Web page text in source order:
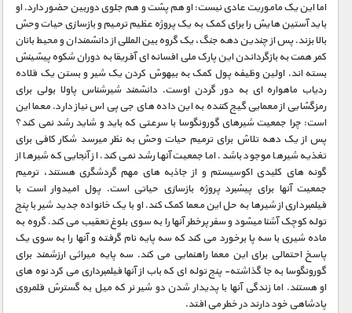
سرگرمی
شناخت کودکان
طبیعت
علم و فناوری
فرهنگ / هنر
کیهان / نجوم
گردشگری
ماورایی
مسابقات / ورزشی
مستند های اختصاصی
اما این یک ماموریت عادی نیست: او هم پشت و هم جلوی دوربین حضور دارد. او
باید آستین هایش را برای کمک به یک پروژه عظیم ترمیم و بازسازی حیات وحش
بالا بزند. پس از چندین دهه جنگ، یک گروه بین المللی از دانشمندان و محیط بانان
کمر همت به بازگرداندن این پارک ملی افسانه ای آفریقا به دوران شکوه پیشینش
بسته اند. اولین وظیفه پول کمک به بیهوش کردن یک شیر و بستن یک قلاده
ردیاب ماهواره ای به دور گردن اوست. دانشمند شیرشناس پاولا بولی برای
رمزگشایی از معمایی گیج کننده به این داده های جی پی اس نیاز دارد. معما این
است: چرا جمعیت شیرهای گورونگوسا با سرعتی که باید و شاید رشد نمی کند؟
پس از یک دهه تلاش برای ترمیم حیات وحش به نظر میرسد شکار کافی برای
تغذیه شیرها موجود باشد. اما جمعیت آنها رشد نمی کند. از آنجایی که شیرها از
گونه های کلیدی اکوسیستم و از جاذبه های مهم گردشگری هستند، ترمیم
جمعیت آنها برای پیشبرد پروژه بازسازی حیاتی است. پول امیدوار است با
فیلمبرداری از شیرها به حل این معما کمک کند. او با یک خانواده جدید شیر با پنج
توله کوچک آشنا میشود و سفر پرخطر آنها را به سوی بلوغ تعقیب می کند. گروه به
ماده شیری با سه پا برخورد می کند که سه پایه نام گرفته و آنها را به سوی یک
پاسخ احتمالی برای این معما راهنمایی می کند. سه پایه میراثی ارزشمند برای
گورونگوسا به جا گذاشته- پنج توله ای که باب از آنها فیلمبرداری می کرد نوه های
او هستند. اما زندگی آنها با پدیدار شدن دو شیر نر که میل به گسترش قلمروی
پادشاهی خود دارند در خطر می افتد.